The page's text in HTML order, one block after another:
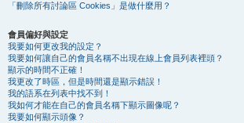
「刪除所有討論區 Cookies」是做什麼用？
會員偏好與設定
我要如何更改我的設定？
我要如何讓自己的會員名稱不出現在線上會員列表裡頭？
顯示的時間不正確！
我更改了時區，但是時間還是顯示錯誤！
我的語系在列表中找不到！
我如何才能在自己的會員名稱下顯示圖像呢？
我要如何顯示頭像？